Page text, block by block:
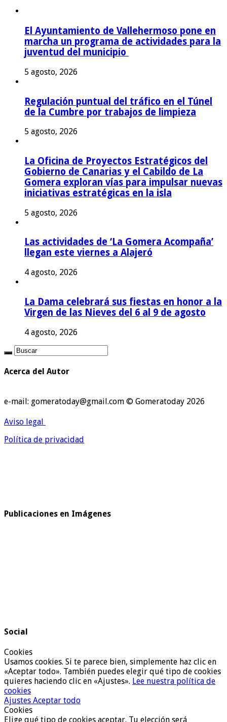
El Ayuntamiento de Vallehermoso pone en
marcha un programa de actividades para la
juventud del municipio
5 agosto, 2026
Regulación puntual del tráfico en el Túnel
de la Cumbre por trabajos de limpieza
5 agosto, 2026
La Oficina de Proyectos Estratégicos del
Gobierno de Canarias y el Cabildo de La
Gomera exploran vías para impulsar nuevas
iniciativas estratégicas en la isla
5 agosto, 2026
Las actividades de ‘La Gomera Acompaña’
llegan este viernes a Alajeró
4 agosto, 2026
La Dama celebrará sus fiestas en honor a la
Virgen de las Nieves del 6 al 9 de agosto
4 agosto, 2026
Acerca del Autor
e-mail: gomeratoday@gmail.com © Gomeratoday 2026
Aviso legal
Política de privacidad
Publicaciones en Imágenes
Social
Cookies
Usamos cookies. Si te parece bien, simplemente haz clic en
«Aceptar todo». También puedes elegir qué tipo de cookies
quieres haciendo clic en «Ajustes». Lee nuestra política de
cookies
Ajustes Aceptar todo
Cookies
Elige qué tipo de cookies aceptar. Tu elección será